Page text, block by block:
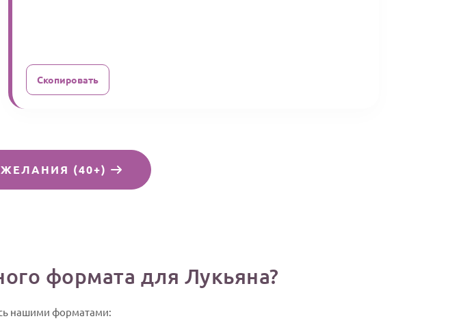
Скопировать
(40+)
формата для Лукьяна?
нашими форматами: